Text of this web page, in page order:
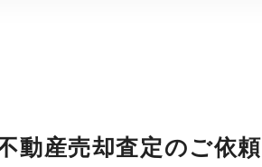
動産売却査定のご依頼